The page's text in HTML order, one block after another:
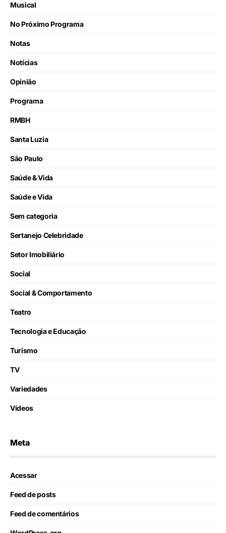
Musical
No Próximo Programa
Notas
Notícias
Opinião
Programa
RMBH
Santa Luzia
São Paulo
Saúde & Vida
Saúde e Vida
Sem categoria
Sertanejo Celebridade
Setor Imobiliário
Social
Social & Comportamento
Teatro
Tecnologia e Educação
Turismo
TV
Variedades
Vídeos
Meta
Acessar
Feed de posts
Feed de comentários